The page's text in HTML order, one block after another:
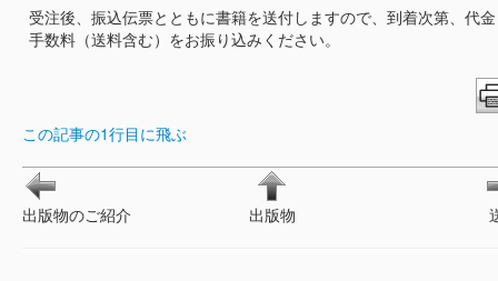
受注後、振込伝票とともに書籍を送付しますので、到着次第、代
手数料（送料含む）をお振り込みください。
この記事の1行目に飛ぶ
出版物のご紹介 出版物